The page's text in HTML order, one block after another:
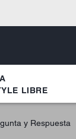
LIBRE
y Respuesta